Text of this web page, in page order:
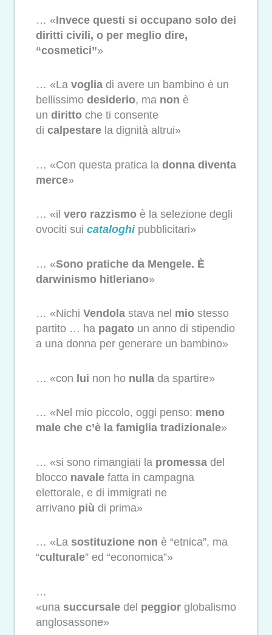
… «Invece questi si occupano solo dei
diritti civili, o per meglio dire,
“cosmetici”»
… «La voglia di avere un bambino è un
bellissimo desiderio, ma non è
un diritto che ti consente
di calpestare la dignità altrui»
… «Con questa pratica la donna diventa
merce»
… «il vero razzismo è la selezione degli
ovociti sui cataloghipubblicitari»
… «Sono pratiche da Mengele. È
darwinismo hitleriano»
… «Nichi Vendola stava nel mio stesso
partito … ha pagato un anno di stipendio
a una donna per generare un bambino»
… «con lui non ho nulla da spartire»
… «Nel mio piccolo, oggi penso: meno
male che c’è la famiglia tradizionale»
… «si sono rimangiati la promessa del
blocco navale fatta in campagna
elettorale, e di immigrati ne
arrivano più di prima»
… «La sostituzione non è “etnica”, ma
“culturale” ed “economica”»
…
«una succursale del peggior globalismo
anglosassone»